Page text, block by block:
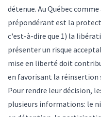
détenue. Au Québec
prépondérant est la
c'est-à-dire que 1) la
présenter un risque
mise en liberté doit
en favorisant la réinsertion
Pour rendre leur décision,
plusieurs informations: le